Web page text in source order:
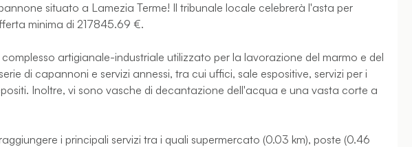
situato a Lamezia Terme! Il tribunale locale celebrerà l'asta per
minima di 217845.69 €.
artigianale-industriale utilizzato per la lavorazione del marmo e del
di capannoni e servizi annessi, tra cui uffici, sale espositive, servizi per i
Inoltre, vi sono vasche di decantazione dell'acqua e una vasta corte a
i principali servizi tra i quali supermercato (0.03 km), poste (0.46